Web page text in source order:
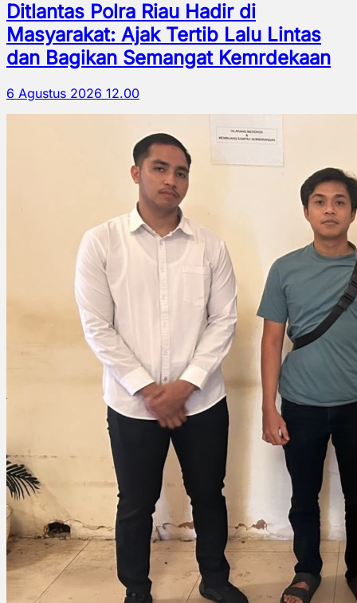
Ditlantas Polra Riau Hadir di
Masyarakat: Ajak Tertib Lalu Lintas
dan Bagikan Semangat Kemrdekaan
6 Agustus 2026 12.00